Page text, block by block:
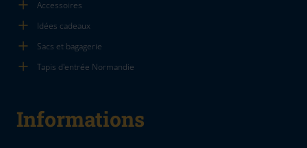
Accessoires
Idées cadeaux
Sacs et bagagerie
Tapis d'entrée Normandie
Informations